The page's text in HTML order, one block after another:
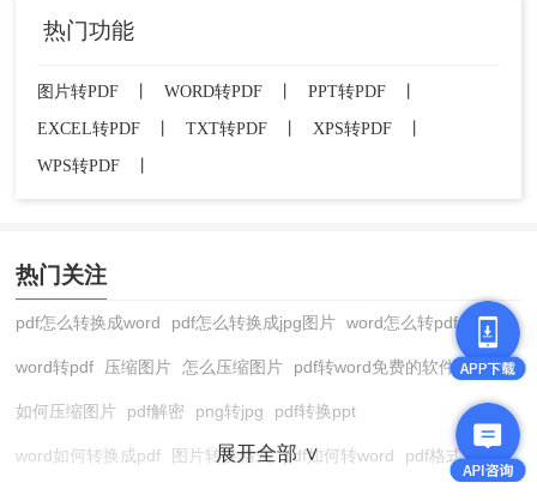
热门功能
图片转PDF WORD转PDF PPT转PDF
EXCEL转PDF
TXT转PDF XPS转PDF
WPS转PDF
热门关注
pdf怎么转换成word pdf怎么转换成jpg图片 word怎么转pdf
word转pdf 压缩图片 怎么压缩图片 pdf转word免费的软件
如何压缩图片 pdf解密 png转jpg pdf转换ppt
word如何转换成pdf 图片转换格式 pdf如何转word pdf格式转换
展开全部 ∨